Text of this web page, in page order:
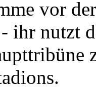
vor
ihr nutzt